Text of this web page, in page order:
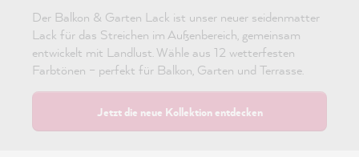
Der Balkon & Garten Lack ist unser neuer seidenmatter
Lack für das Streichen im Außenbereich, gemeinsam
entwickelt mit Landlust. Wähle aus 12 wetterfesten
Farbtönen – perfekt für Balkon, Garten und Terrasse.
Jetzt die neue Kollektion entdecken